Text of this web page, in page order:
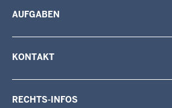
AUFGABEN
KONTAKT
RECHTS-INFOS